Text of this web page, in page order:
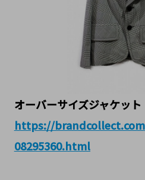
オーバーサイズジャケット
https://
08295360.html